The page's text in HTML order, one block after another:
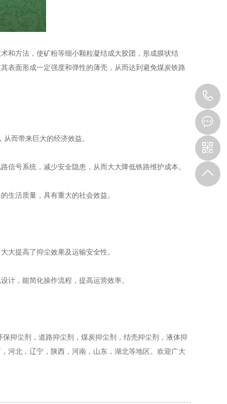
方法，使矿粉等细小颗粒凝结成大胶团，形成膜状结
表面形成一定强度和弹性的薄壳，从而达到避免煤炭铁路
而带来巨大的经济效益。
号系统，减少安全隐患，从而大大降低铁路维护成本。
活质量，具有重大的社会效益。
提高了抑尘效果及运输安全性。
，能简化操作流程，提高运营效率。
尘剂，道路抑尘剂，煤炭抑尘剂，结壳抑尘剂，液体抑
河北，辽宁，陕西，河南，山东，湖北等地区。欢迎广大